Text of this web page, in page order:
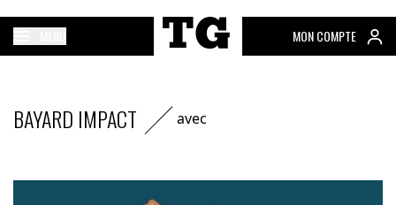
MON COMPTE
BAYARD IMPACT avec